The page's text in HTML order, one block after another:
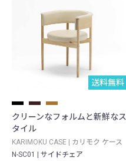
送料無料
クリーンなフォルムと新鮮なス
タイル
KARIMOKU CASE | カリモク ケース
N-SC01 | サイドチェア